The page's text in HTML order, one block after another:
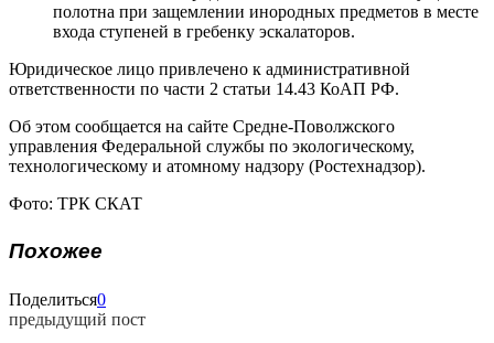
полотна при защемлении инородных предметов в месте
входа ступеней в гребенку эскалаторов.
Юридическое лицо привлечено к административной
ответственности по части 2 статьи 14.43 КоАП РФ.
Об этом сообщается на сайте Средне-Поволжского
управления Федеральной службы по экологическому,
технологическому и атомному надзору (Ростехнадзор).
Фото: ТРК СКАТ
Похожее
Поделиться0
предыдущий пост